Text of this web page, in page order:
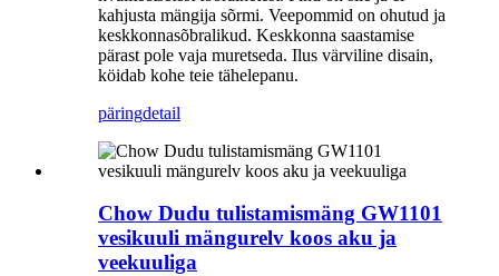
kahjusta mängija sõrmi. Veepommid on ohutud ja
keskkonnasõbralikud. Keskkonna saastamise
pärast pole vaja muretseda. Ilus värviline disain,
köidab kohe teie tähelepanu.
päringdetail
Chow Dudu tulistamismäng GW1101
vesikuuli mängurelv koos aku ja
veekuuliga